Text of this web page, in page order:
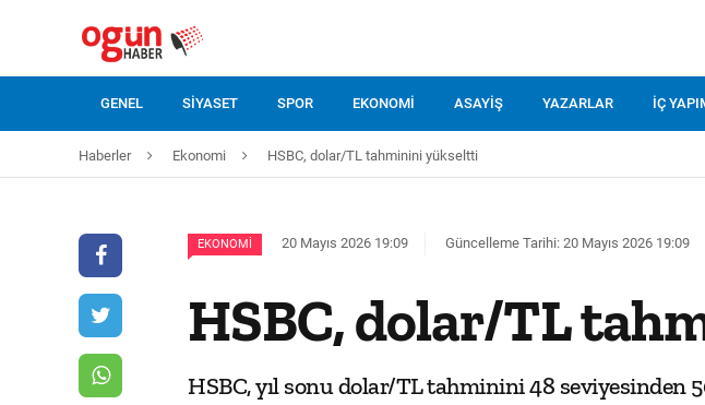
GENEL SIYASET SPOR EKONOMI ASAYIŞ YAZARLAR İÇ
Haberler Ekonomi HSBC, dolar/TL tahminini yükseltti
EKONOMI 20 Mayıs 2026 19:09 Güncelleme Tarihi: 20 Mayıs 2026 19:09
HSBC, dolar/TL
HSBC, yıl sonu dolar/TL tahminini 48 seviyesinden